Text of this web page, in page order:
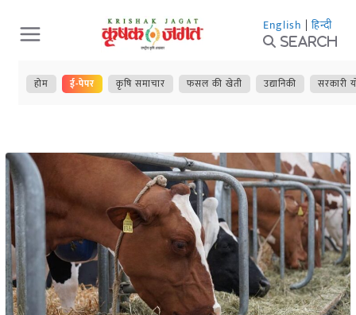
Skip
to
content
English | हिन्दी
Search
होम ई-पेपर कृषि समाचार फसल की खेती उद्यानिकी सरकारी